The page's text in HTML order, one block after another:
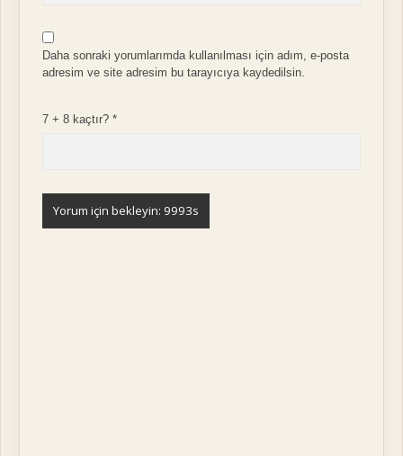
Daha sonraki yorumlarımda kullanılması için adım, e-posta
adresim ve site adresim bu tarayıcıya kaydedilsin.
7 + 8 kaçtır?*